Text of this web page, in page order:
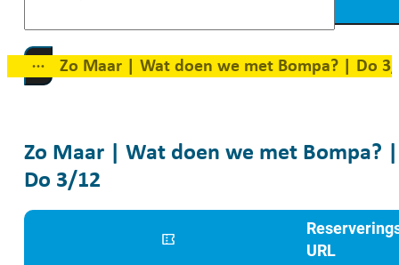
Toon alle broodkruimel items
Zo Maar | Wat doen we met Bompa? | Do 3/12
Zo Maar | Wat doen we met Bompa? |
Do 3/12
URL